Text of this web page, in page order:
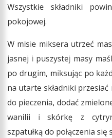
Wszystkie składniki
pokojowej.
W misie miksera utrzeć
jasnej i puszystej masy
po drugim, miksując po
na utarte składniki
do pieczenia, dodać
wanilii i skórkę z
szpatułką do połączenia się